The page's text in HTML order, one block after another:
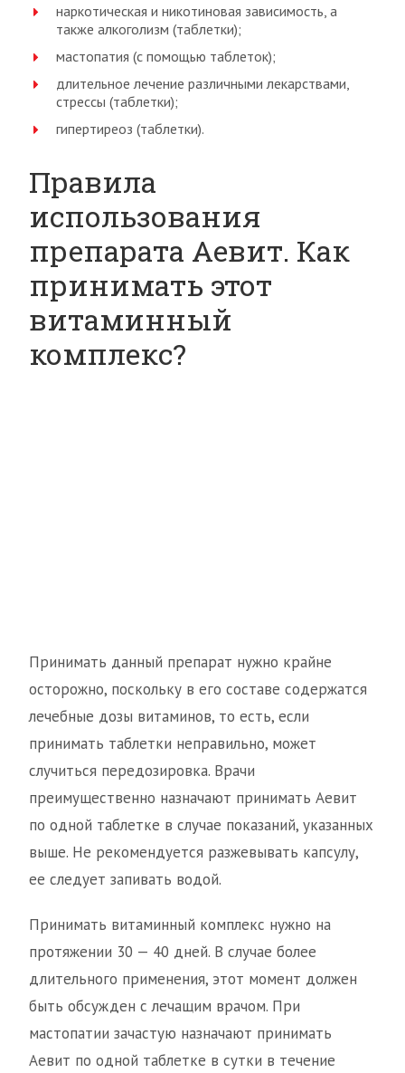
наркотическая и никотиновая зависимость, а
также алкоголизм (таблетки);
мастопатия (с помощью таблеток);
длительное лечение различными лекарствами,
стрессы (таблетки);
гипертиреоз (таблетки).
Правила
использования
препарата Аевит. Как
принимать этот
витаминный
комплекс?
Принимать данный препарат нужно крайне
осторожно, поскольку в его составе содержатся
лечебные дозы витаминов, то есть, если
принимать таблетки неправильно, может
случиться передозировка. Врачи
преимущественно назначают принимать Аевит
по одной таблетке в случае показаний, указанных
выше. Не рекомендуется разжевывать капсулу,
ее следует запивать водой.
Принимать витаминный комплекс нужно на
протяжении 30 — 40 дней. В случае более
длительного применения, этот момент должен
быть обсужден с лечащим врачом. При
мастопатии зачастую назначают принимать
Аевит по одной таблетке в сутки в течение